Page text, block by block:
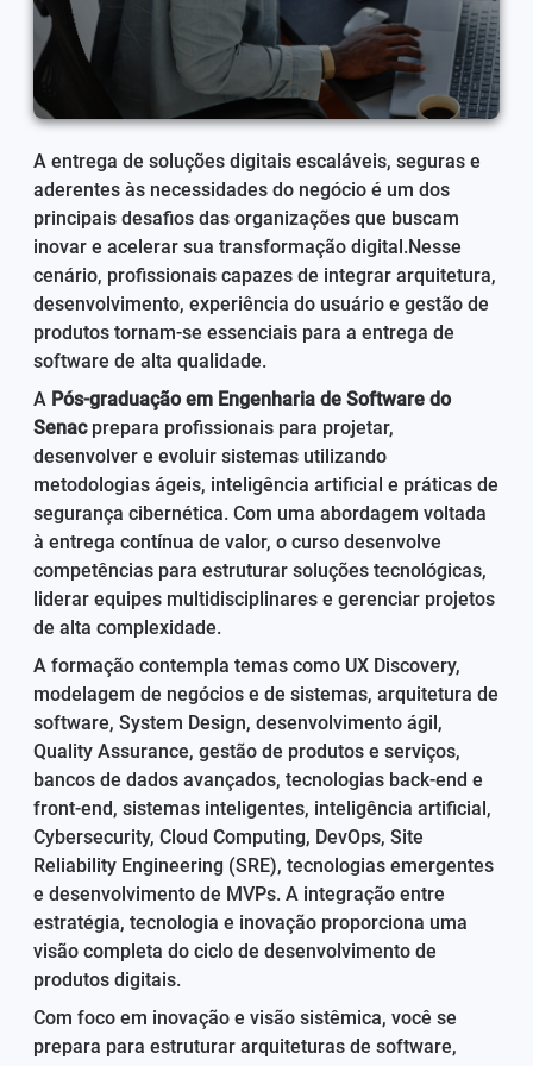
A entrega de soluções digitais escaláveis, seguras e
aderentes às necessidades do negócio é um dos
principais desafios das organizações que buscam
inovar e acelerar sua transformação digital.Nesse
cenário, profissionais capazes de integrar arquitetura,
desenvolvimento, experiência do usuário e gestão de
produtos tornam-se essenciais para a entrega de
software de alta qualidade.
A Pós-graduação em Engenharia de Software do
Senacprepara profissionais para projetar,
desenvolver e evoluir sistemas utilizando
metodologias ágeis, inteligência artificial e práticas de
segurança cibernética. Com uma abordagem voltada
à entrega contínua de valor, o curso desenvolve
competências para estruturar soluções tecnológicas,
liderar equipes multidisciplinares e gerenciar projetos
de alta complexidade.
A formação contempla temas como UX Discovery,
modelagem de negócios e de sistemas, arquitetura de
software, System Design, desenvolvimento ágil,
Quality Assurance, gestão de produtos e serviços,
bancos de dados avançados, tecnologias back-end e
front-end, sistemas inteligentes, inteligência artificial,
Cybersecurity, Cloud Computing, DevOps, Site
Reliability Engineering (SRE), tecnologias emergentes
e desenvolvimento de MVPs. A integração entre
estratégia, tecnologia e inovação proporciona uma
visão completa do ciclo de desenvolvimento de
produtos digitais.
Com foco em inovação e visão sistêmica, você se
prepara para estruturar arquiteturas de software,